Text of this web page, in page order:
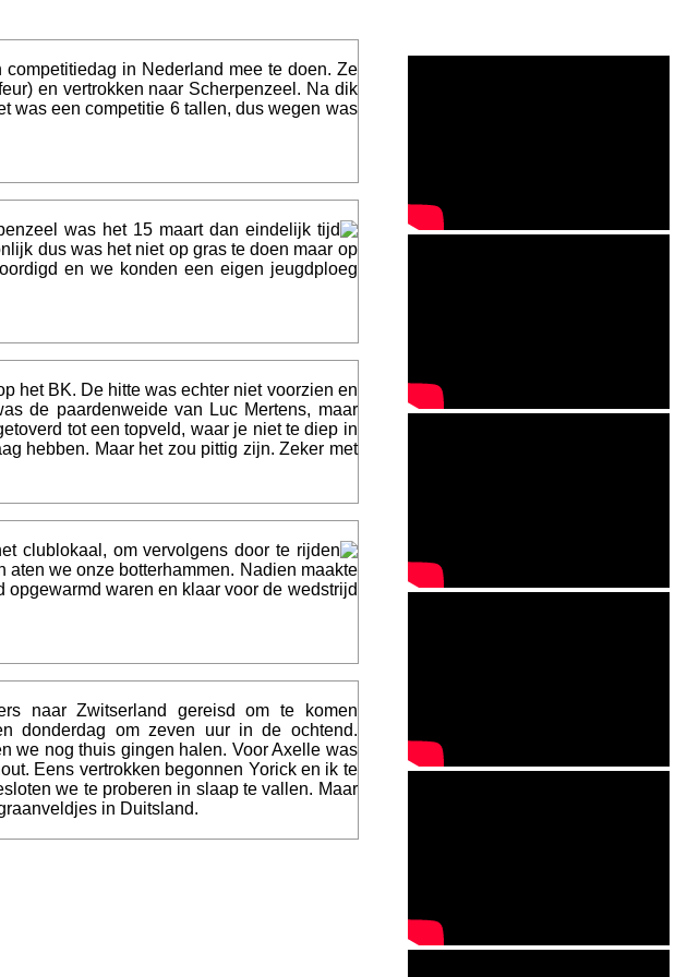
in Nederland mee te doen. Ze
en vertrokken naar Scherpenzeel. Na dik
was een competitie 6 tallen, dus wegen was
was het 15 maart dan eindelijk tijd
dus was het niet op gras te doen maar op
en we konden een eigen jeugdploeg
het BK. De hitte was echter niet voorzien en
de paardenweide van Luc Mertens, maar
tot een topveld, waar je niet te diep in
hebben. Maar het zou pittig zijn. Zeker met
clublokaal, om vervolgens door te rijden
we onze botterhammen. Nadien maakte
waren en klaar voor de wedstrijd
naar Zwitserland gereisd om te komen
donderdag om zeven uur in de ochtend.
we nog thuis gingen halen. Voor Axelle was
Eens vertrokken begonnen Yorick en ik te
we te proberen in slaap te vallen. Maar
in Duitsland.